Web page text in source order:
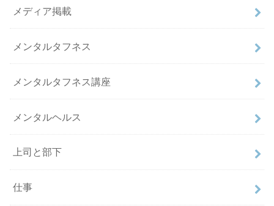
メディア掲載
メンタルタフネス
メンタルタフネス講座
メンタルヘルス
上司と部下
仕事